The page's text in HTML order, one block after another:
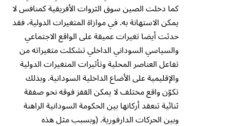
كما دخلت الصين سوق الثروات الأفريقية كمنافس لا
يمكن الاستهانة به. في موازاة المتغيرات الدولية، فقد
حدثت أيضا تغيرات عميقة على الواقع الاجتماعي
والسياسي السوداني الداخلي تشكلت متغيراته من
تفاعل العناصر المحلية وتأثيرات المتغيرات الدولية
والإقليمية على الأضاع الداخلية السودانية. وبذلك
تكوّن واقع مختلف لا يمكن القفز فوقه نحو صفقة
ثنائية تنعقد أركانها بين الحكومة السودانية الراهنة
وبين الحركات الدارفورية. (وبسبب مثل هذه